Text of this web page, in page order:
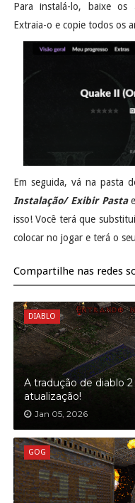
Para instalá-lo, baixe
Extraia-o e copie todos os
Em seguida, vá na pasta
Instalação/ Exibir Pasta
isso! Você terá que
colocar no jogar e terá o
Compartilhe nas redes
DIABLO